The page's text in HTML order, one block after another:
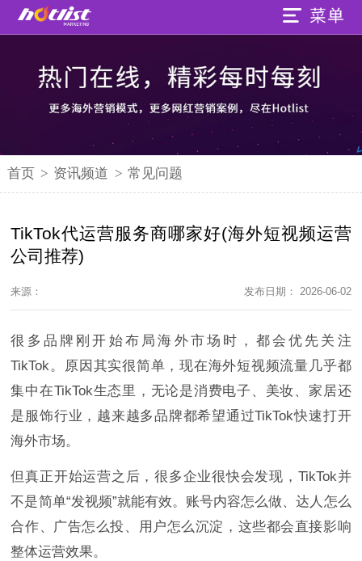
首页 > 资讯频道 > 常见问题
TikTok代运营服务商哪家好(海外短视频运营
公司推荐)
来源： 发布日期： 2026-06-02
很多品牌刚开始布局海外市场时，都会优先关注
TikTok。原因其实很简单，现在海外短视频流量几乎都
集中在TikTok生态里，无论是消费电子、美妆、家居还
是服饰行业，越来越多品牌都希望通过TikTok快速打开
海外市场。
但真正开始运营之后，很多企业很快会发现，TikTok并
不是简单“发视频”就能有效。账号内容怎么做、达人怎么
合作、广告怎么投、用户怎么沉淀，这些都会直接影响
整体运营效果。